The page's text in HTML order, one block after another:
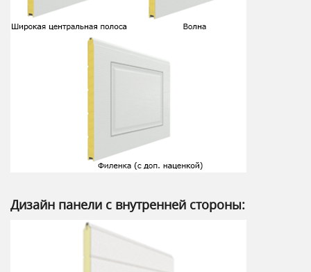
Дизайн панели с внутренней стороны: